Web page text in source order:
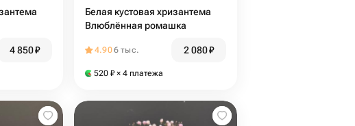
4 850₽
Белая кустовая хризантема
Влюблённая ромашка
4.906 тыс. 2 080₽
520 ₽ × 4 платежа